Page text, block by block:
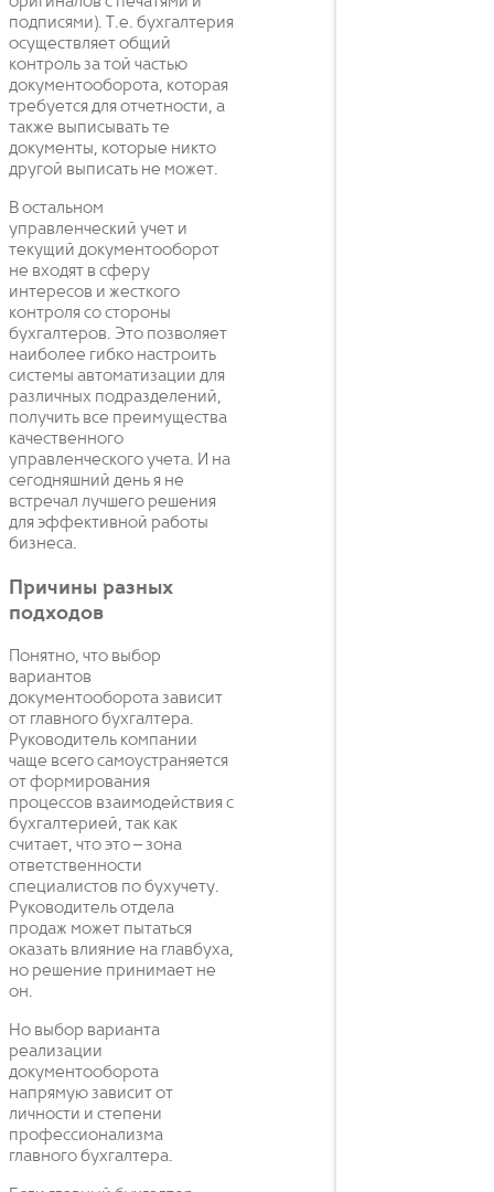
подписями). Т.е. бухгалтерия
осуществляет общий
контроль за той частью
документооборота, которая
требуется для отчетности, а
также выписывать те
документы, которые никто
другой выписать не может.
В остальном
управленческий учет и
текущий документооборот
не входят в сферу
интересов и жесткого
контроля со стороны
бухгалтеров. Это позволяет
наиболее гибко настроить
системы автоматизации для
различных подразделений,
получить все преимущества
качественного
управленческого учета. И на
сегодняшний день я не
встречал лучшего решения
для эффективной работы
бизнеса.
Причины разных
подходов
Понятно, что выбор
вариантов
документооборота зависит
от главного бухгалтера.
Руководитель компании
чаще всего самоустраняется
от формирования
процессов взаимодействия с
бухгалтерией, так как
считает, что это – зона
ответственности
специалистов по бухучету.
Руководитель отдела
продаж может пытаться
оказать влияние на главбуха,
но решение принимает не
он.
Но выбор варианта
реализации
документооборота
напрямую зависит от
личности и степени
профессионализма
главного бухгалтера.